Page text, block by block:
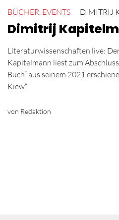
BÜCHER, EVENTS DIMITRIJ
Dimitrij
Literaturwissenschaften live:
Kapitelmann liest zum
Buch“ aus seinem 2021
Kiew“.
von Redaktion